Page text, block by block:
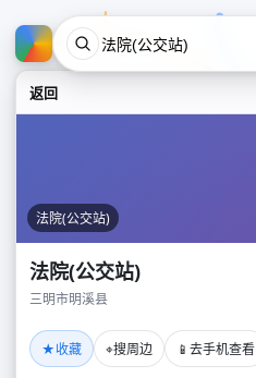
返回
法院(公交站)
法院(公交站)
三明市明溪县
★收藏 ⌖搜周边 📱 去手机查看